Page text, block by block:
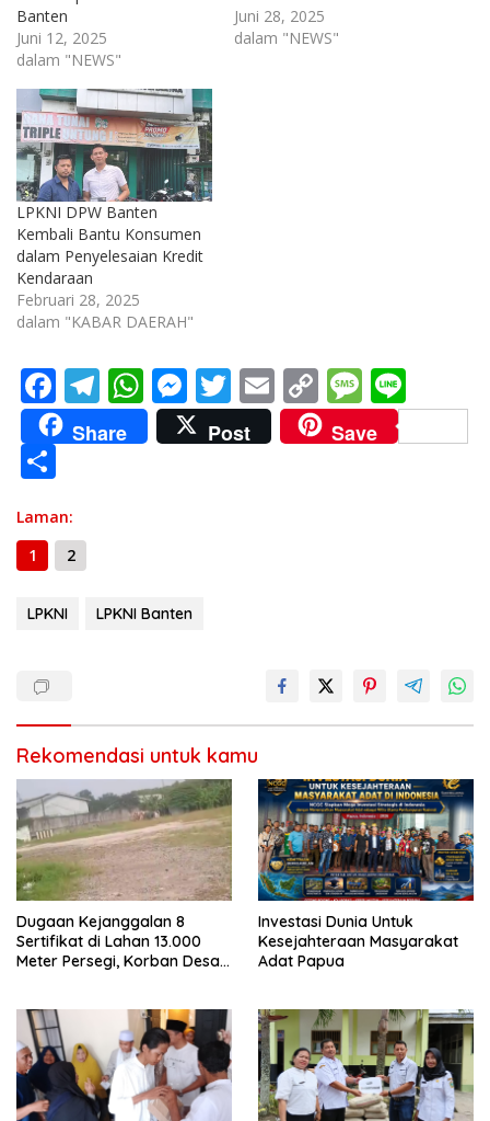
Banten
Juni 12, 2025
dalam "NEWS"
Juni 28, 2025
dalam "NEWS"
LPKNI DPW Banten
Kembali Bantu Konsumen
dalam Penyelesaian Kredit
Kendaraan
Februari 28, 2025
dalam "KABAR DAERAH"
F
ac
e
o
o
k
T
el
e
W
h
at
p
M
e
ss
T
w
itt
E
m
ai
C
o
p
M
e
ss
n
e
Share Post Save
ar
e
Laman:
1
2
LPKNI LPKNI Banten
Rekomendasi untuk kamu
Dugaan Kejanggalan 8
Sertifikat di Lahan 13.000
Meter Persegi, Korban Desak
Investasi Dunia Untuk
Kesejahteraan Masyarakat
Adat Papua